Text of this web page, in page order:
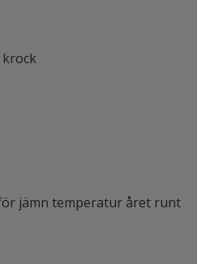
krock
jämn temperatur året runt